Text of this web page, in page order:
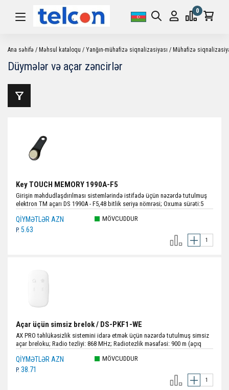
0
Ana səhifə Məhsul kataloqu Yanğın-mühafizə siqnalizasiyası Mühafizə
Düymələr və açar zəncirlər
Key TOUCH MEMORY 1990A-F5
Girişin məhdudlaşdırılması sistemlərində istifadə üçün nəzərdə tutulmuş
elektron TM açarı DS 1990A - F5,48 bitlik seriya nömrəsi; Oxuma sürəti:5
QIYMƏTLƏR AZN
P. 5.63
MÖVCUDDUR
Açar üçün simsiz brelok / DS-PKF1-WE
AX PRO təhlükəsizlik sistemini idarə etmək üçün nəzərdə tutulmuş simsiz
açar breloku; Radio tezliyi: 868 MHz; Radiotezlik məsafəsi: 900 m (açıq
çıxarılması; Kilidləmə və açma funksiyası; Müdaxilə və etibarlı ötürülmədən
qorunmaq üçün tezlik dəyişikliyi; Çəki: 16 g; Rəng: Ağ.
QIYMƏTLƏR AZN
P. 38.71
MÖVCUDDUR